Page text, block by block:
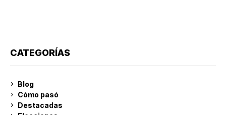
CATEGORÍAS
Blog
Cómo pasó
Destacadas